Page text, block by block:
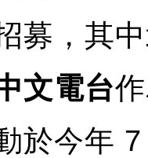
募，其
文電台
於今年